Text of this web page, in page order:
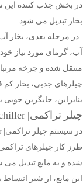
در بخش جذب کننده این
بخار تبدیل می شود.
در مرحله بعدی، بخار
آب، گرمای مورد نیاز
منتقل شده و چرخه
چیلرهای جذبی، بخار
بنابراین، جایگزین
چیلر تراکمی| Compressed chiller چیست
در سیستم چیلر تراکمی| Compressed chiller، از کمپرسور استفاده می شود.
طرز کار چیلرهای
شده و به مایع تبدیل می
این مایع، از شیر